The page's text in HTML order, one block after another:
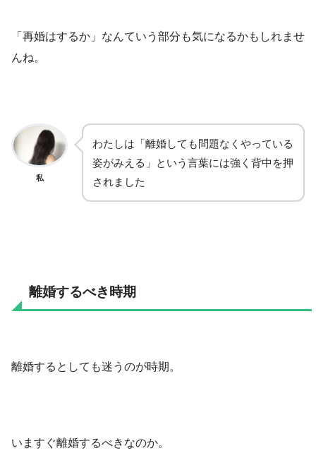
「再婚はするか」なんていう部分も気になるかもしれませ
んね。
私
わたしは「離婚しても問題なくやっている
姿がみえる」という言葉には強く背中を押
されました
離婚するべき時期
離婚するとしても迷うのが時期。
いますぐ離婚するべきなのか。